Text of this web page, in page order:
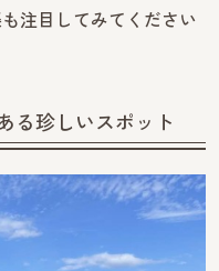
注目してみてください
る珍しいスポット